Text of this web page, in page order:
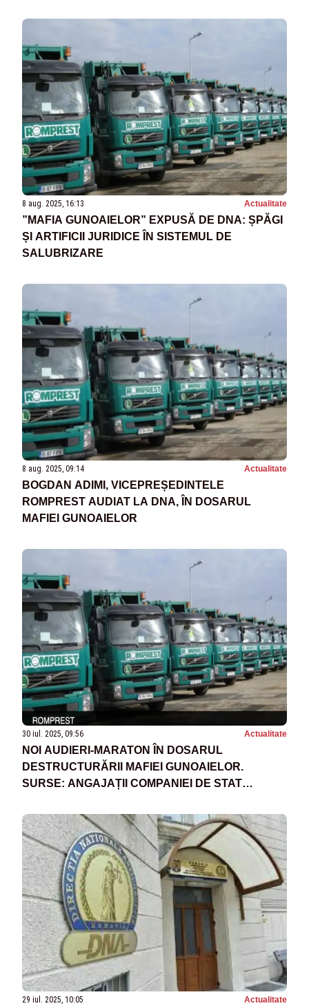
8 aug. 2025, 16:13 Actualitate
”MAFIA GUNOAIELOR” EXPUSĂ DE DNA: ȘPĂGI
ȘI ARTIFICII JURIDICE ÎN SISTEMUL DE
SALUBRIZARE
8 aug. 2025, 09:14 Actualitate
BOGDAN ADIMI, VICEPREȘEDINTELE
ROMPREST AUDIAT LA DNA, ÎN DOSARUL
MAFIEI GUNOAIELOR
30 iul. 2025, 09:56 Actualitate
NOI AUDIERI-MARATON ÎN DOSARUL
DESTRUCTURĂRII MAFIEI GUNOAIELOR.
SURSE: ANGAJAȚII COMPANIEI DE STAT
29 iul. 2025, 10:05 Actualitate